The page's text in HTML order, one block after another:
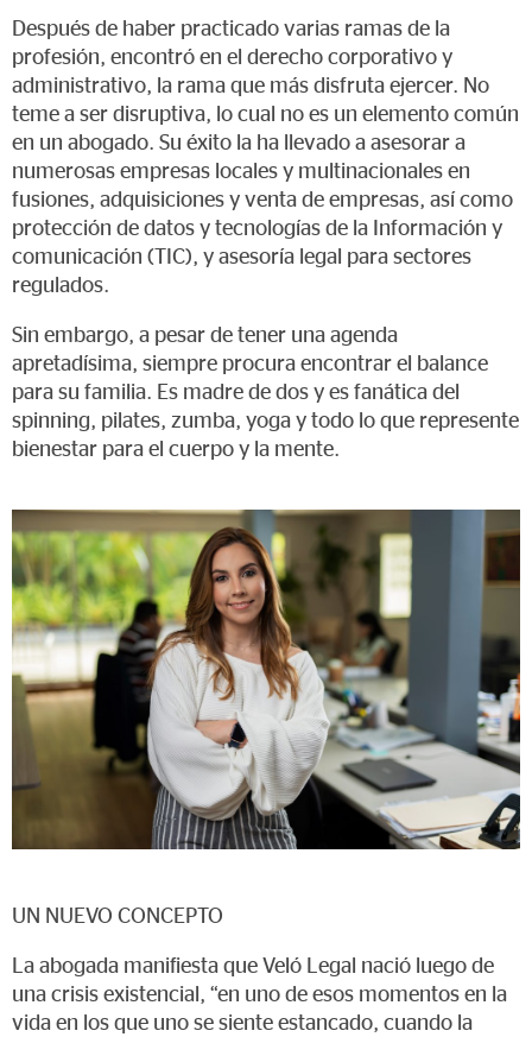
Después de haber practicado varias ramas de la
profesión, encontró en el derecho corporativo y
administrativo, la rama que más disfruta ejercer. No
teme a ser disruptiva, lo cual no es un elemento común
en un abogado. Su éxito la ha llevado a asesorar a
numerosas empresas locales y multinacionales en
fusiones, adquisiciones y venta de empresas, así como
protección de datos y tecnologías de la Información y
comunicación (TIC), y asesoría legal para sectores
regulados.
Sin embargo, a pesar de tener una agenda
apretadísima, siempre procura encontrar el balance
para su familia. Es madre de dos y es fanática del
spinning, pilates, zumba, yoga y todo lo que represente
bienestar para el cuerpo y la mente.
UN NUEVO CONCEPTO
La abogada manifiesta que Veló Legal nació luego de
una crisis existencial, “en uno de esos momentos en la
vida en los que uno se siente estancado, cuando la